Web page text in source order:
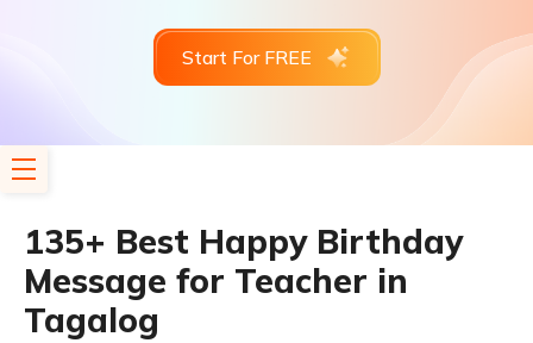
Start For FREE
135+ Best Happy Birthday
Message for Teacher in
Tagalog